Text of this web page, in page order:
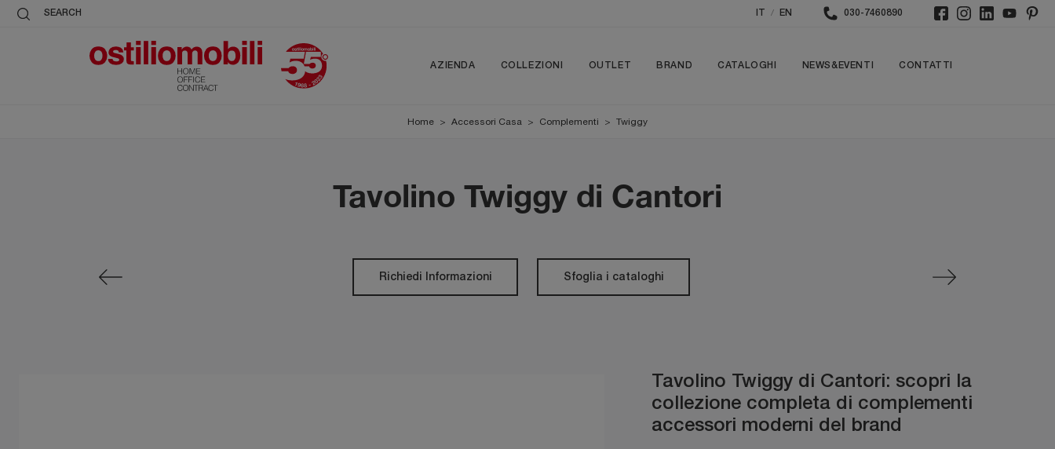
SEARCH / EN 030-7460890
AZIENDA COLLEZIONI OUTLET BRAND CATALOGHI NEWS&EVENTI CONTATTI
Home > Accessori Casa > Complementi > Twiggy
Tavolino Twiggy di Cantori
Richiedi Informazioni Sfoglia i cataloghi
Tavolino Twiggy di Cantori: scopri la
collezione completa di complementi
accessori moderni del brand